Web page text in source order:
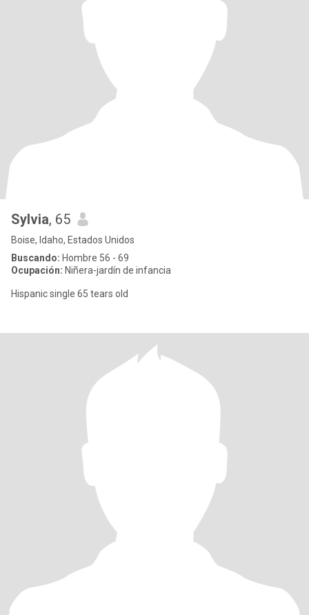
Sylvia, 65
Boise, Idaho, Estados Unidos
Buscando: Hombre 56 - 69
Ocupación: Niñera-jardín de infancia
Hispanic single 65 tears old